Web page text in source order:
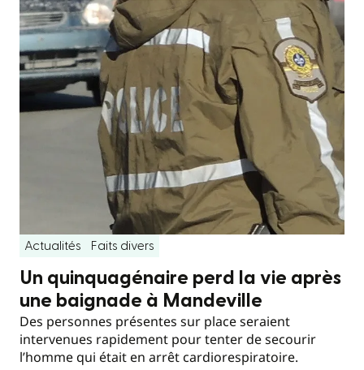
Actualités Faits divers
Un quinquagénaire perd la vie après
une baignade à Mandeville
Des personnes présentes sur place seraient
intervenues rapidement pour tenter de secourir
l’homme qui était en arrêt cardiorespiratoire.